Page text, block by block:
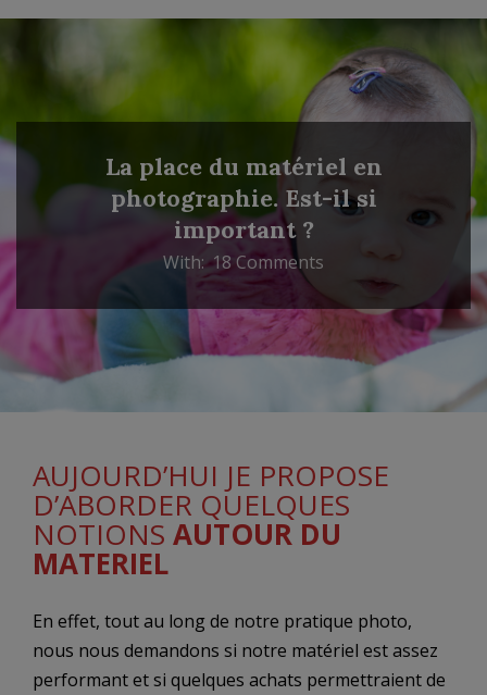
La place du matériel en
photographie. Est-il si
important ?
With: 18 Comments
AUJOURD’HUI JE PROPOSE
D’ABORDER QUELQUES
NOTIONS AUTOUR DU
MATERIEL
En effet, tout au long de notre pratique photo,
nous nous demandons si notre matériel est assez
performant et si quelques achats permettraient de